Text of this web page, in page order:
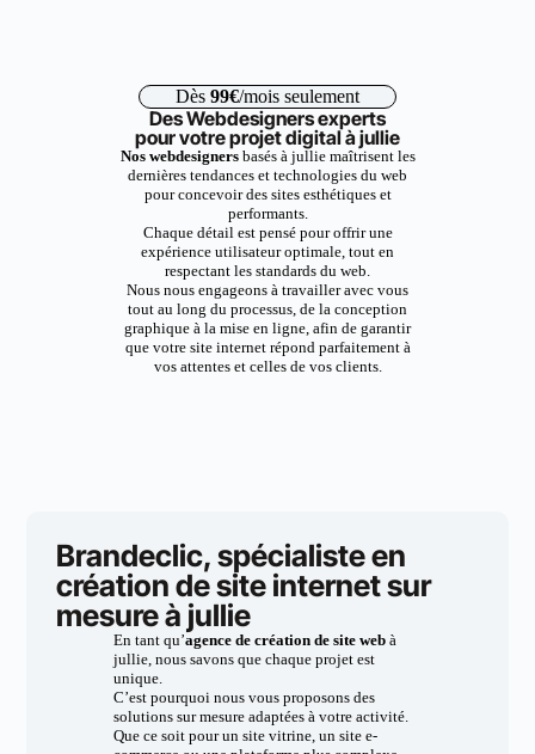
Dès 99€/mois seulement
Des Webdesigners experts
pour votre projet digital à jullie
Nos webdesignersbasés à jullie maîtrisent les
dernières tendances et technologies du web
pour concevoir des sites esthétiques et
performants.
Chaque détail est pensé pour offrir une
expérience utilisateur optimale, tout en
respectant les standards du web.
Nous nous engageons à travailler avec vous
tout au long du processus, de la conception
graphique à la mise en ligne, afin de garantir
que votre site internet répond parfaitement à
vos attentes et celles de vos clients.
Brandeclic, spécialiste en
création de site internet sur
mesure à jullie
En tant qu’agence de création de site webà
jullie, nous savons que chaque projet est
unique.
C’est pourquoi nous vous proposons des
solutions sur mesure adaptées à votre activité.
Que ce soit pour un site vitrine, un site e-